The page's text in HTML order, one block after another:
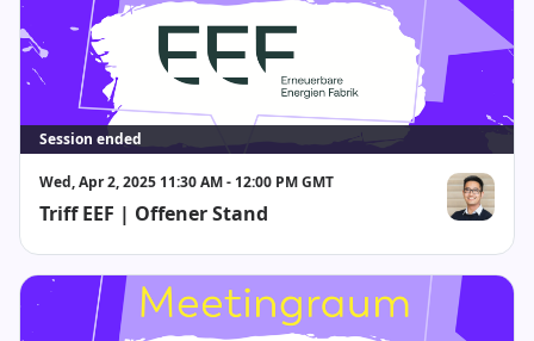
Session ended
Wed, Apr 2, 2025 11:30 AM - 12:00 PM GMT
Triff EEF | Offener Stand Huy Vu